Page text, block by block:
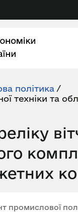
політика /
техніки та
промислової